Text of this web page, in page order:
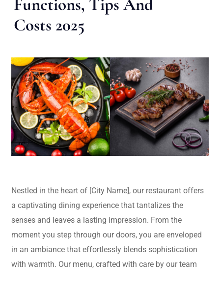
Functions, Tips And
Costs 2025
Nestled in the heart of [City Name], our restaurant offers
a captivating dining experience that tantalizes the
senses and leaves a lasting impression. From the
moment you step through our doors, you are enveloped
in an ambiance that effortlessly blends sophistication
with warmth. Our menu, crafted with care by our team